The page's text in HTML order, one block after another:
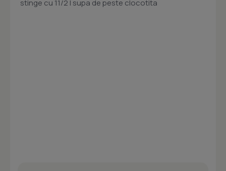
stinge cu 11/2 l supa de peste clocotita